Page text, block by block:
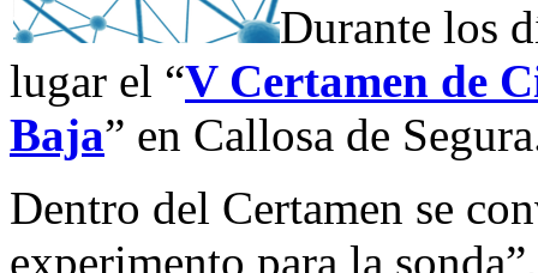
Durante los
lugar el “V Certamen de
Baja” en Callosa de
Dentro del Certamen se
experimento para la